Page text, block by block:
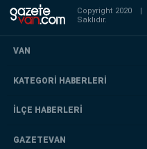
Copyright 2020 |
Saklıdır.
VAN
KATEGORİ HABERLERİ
İLÇE HABERLERİ
GAZETEVAN